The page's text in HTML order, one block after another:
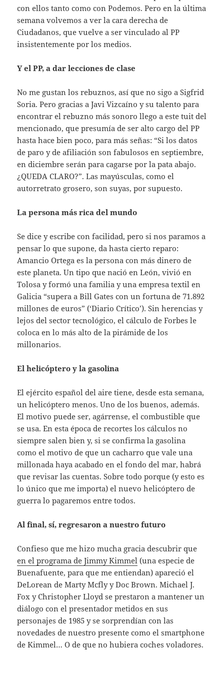
con ellos tanto como con Podemos. Pero en la última
semana volvemos a ver la cara derecha de
Ciudadanos, que vuelve a ser vinculado al PP
insistentemente por los medios.
Y el PP, a dar lecciones de clase
No me gustan los rebuznos, así que no sigo a Sigfrid
Soria. Pero gracias a Javi Vizcaíno y su talento para
encontrar el rebuzno más sonoro llego a este tuit del
mencionado, que presumía de ser alto cargo del PP
hasta hace bien poco, para más señas: “Si los datos
de paro y de afiliación son fabulosos en septiembre,
en diciembre serán para cagarse por la pata abajo.
¿QUEDA CLARO?”. Las mayúsculas, como el
autorretrato grosero, son suyas, por supuesto.
La persona más rica del mundo
Se dice y escribe con facilidad, pero si nos paramos a
pensar lo que supone, da hasta cierto reparo:
Amancio Ortega es la persona con más dinero de
este planeta. Un tipo que nació en León, vivió en
Tolosa y formó una familia y una empresa textil en
Galicia “supera a Bill Gates con un fortuna de 71.892
millones de euros” (‘Diario Crítico’). Sin herencias y
lejos del sector tecnológico, el cálculo de Forbes le
coloca en lo más alto de la pirámide de los
millonarios.
El helicóptero y la gasolina
El ejército español del aire tiene, desde esta semana,
un helicóptero menos. Uno de los buenos, además.
El motivo puede ser, agárrense, el combustible que
se usa. En esta época de recortes los cálculos no
siempre salen bien y, si se confirma la gasolina
como el motivo de que un cacharro que vale una
millonada haya acabado en el fondo del mar, habrá
que revisar las cuentas. Sobre todo porque (y esto es
lo único que me importa) el nuevo helicóptero de
guerra lo pagaremos entre todos.
Al final, sí, regresaron a nuestro futuro
Confieso que me hizo mucha gracia descubrir que
en el programa de Jimmy Kimmel (una especie de
Buenafuente, para que me entiendan) apareció el
DeLorean de Marty Mcfly y Doc Brown. Michael J.
Fox y Christopher Lloyd se prestaron a mantener un
diálogo con el presentador metidos en sus
personajes de 1985 y se sorprendían con las
novedades de nuestro presente como el smartphone
de Kimmel… O de que no hubiera coches voladores.